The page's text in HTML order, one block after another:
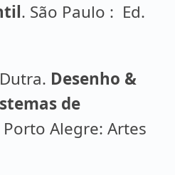
. São Paulo : Ed.
Desenho &
de
Porto Alegre: Artes